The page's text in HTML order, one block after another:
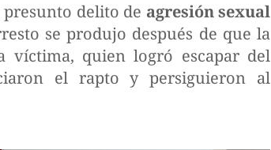
delito de agresión sexual
se produjo después de que la
víctima, quien logró escapar del
el rapto y persiguieron al